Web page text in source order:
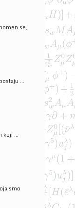
se,
...
koji ...
smo